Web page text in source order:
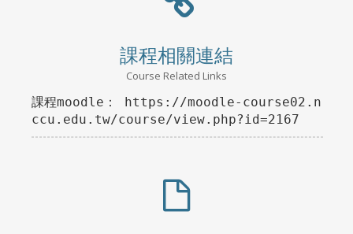
課程相關連結
Course Related Links
課程moodle： https://moodle-course02.n
ccu.edu.tw/course/view.php?id=2167